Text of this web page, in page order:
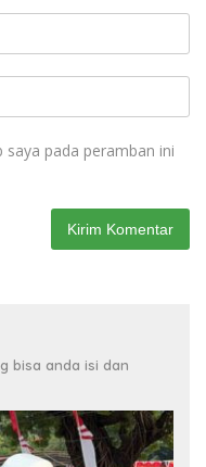
pada peramban ini
bisa anda isi dan